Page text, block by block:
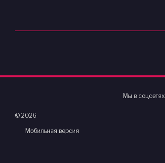
© 2026
Мобильная версия
Мы в соцсетях